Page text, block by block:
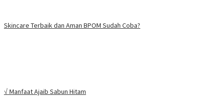
Skincare Terbaik dan Aman BPOM Sudah Coba?
√ Manfaat Ajaib Sabun Hitam